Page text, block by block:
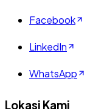
Facebook
LinkedIn
WhatsApp
Lokasi Kami